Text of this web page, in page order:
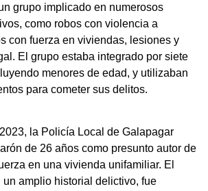
grupo implicado en numerosos
como robos con violencia a
con fuerza en viviendas, lesiones y
El grupo estaba integrado por siete
menores de edad, y utilizaban
para cometer sus delitos.
la Policía Local de Galapagar
de 26 años como presunto autor de
en una vivienda unifamiliar. El
un amplio historial delictivo, fue